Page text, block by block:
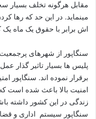
مقابل هرگونه تخلف بسیار
مینماید. در این حد که رها
اش برابر با حقوق یک ماه
سنگاپور از شهرهای
پلیس ها بسیار تاثیر گذار
امنیت بالا باعث شده است
زندگی در این کشور داشته
سنگاپور سیستم اداری و